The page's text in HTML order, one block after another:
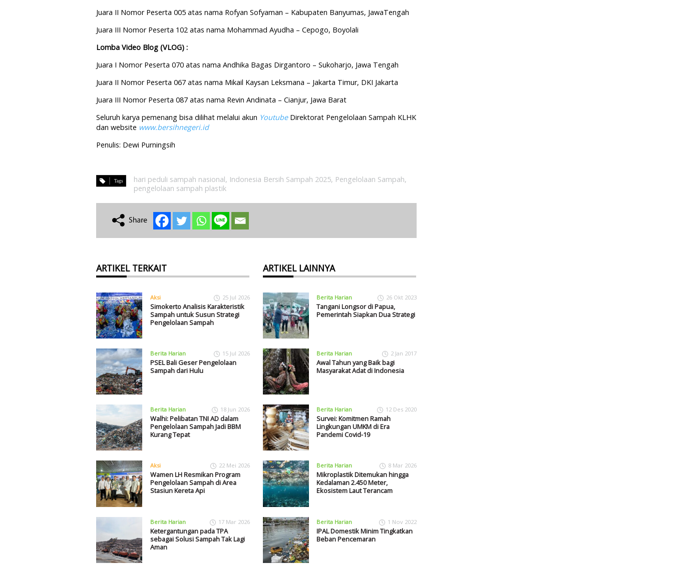
Juara II Nomor Peserta 005 atas nama Rofyan Sofyaman – Kabupaten Banyumas, JawaTengah
Juara III Nomor Peserta 102 atas nama Mohammad Ayudha – Cepogo, Boyolali
Lomba Video Blog (VLOG) :
Juara I Nomor Peserta 070 atas nama Andhika Bagas Dirgantoro – Sukoharjo, Jawa Tengah
Juara II Nomor Peserta 067 atas nama Mikail Kaysan Leksmana – Jakarta Timur, DKI Jakarta
Juara III Nomor Peserta 087 atas nama Revin Andinata – Cianjur, Jawa Barat
Seluruh karya pemenang bisa dilihat melalui akun Youtube Direktorat Pengelolaan Sampah KLHK
dan website www.bersihnegeri.id
Penulis: Dewi Purningsih
hari peduli sampah nasional, Indonesia Bersih Sampah 2025, Pengelolaan Sampah,
pengelolaan sampah plastik
ARTIKEL TERKAIT
Aksi 25 Jul 2026
Simokerto Analisis Karakteristik
Sampah untuk Susun Strategi
Pengelolaan Sampah
Berita Harian 15 Jul 2026
PSEL Bali Geser Pengelolaan
Sampah dari Hulu
Berita Harian 18 Jun 2026
Walhi: Pelibatan TNI AD dalam
Pengelolaan Sampah Jadi BBM
Kurang Tepat
Aksi 22 Mei 2026
Wamen LH Resmikan Program
Pengelolaan Sampah di Area
Stasiun Kereta Api
Berita Harian 17 Mar 2026
Ketergantungan pada TPA
sebagai Solusi Sampah Tak Lagi
Aman
ARTIKEL LAINNYA
Berita Harian 26 Okt 2023
Tangani Longsor di Papua,
Pemerintah Siapkan Dua Strategi
Berita Harian 2 Jan 2017
Awal Tahun yang Baik bagi
Masyarakat Adat di Indonesia
Berita Harian 12 Des 2020
Survei: Komitmen Ramah
Lingkungan UMKM di Era
Pandemi Covid-19
Berita Harian 8 Mar 2026
Mikroplastik Ditemukan hingga
Kedalaman 2.450 Meter,
Ekosistem Laut Terancam
Berita Harian 1 Nov 2022
IPAL Domestik Minim Tingkatkan
Beban Pencemaran